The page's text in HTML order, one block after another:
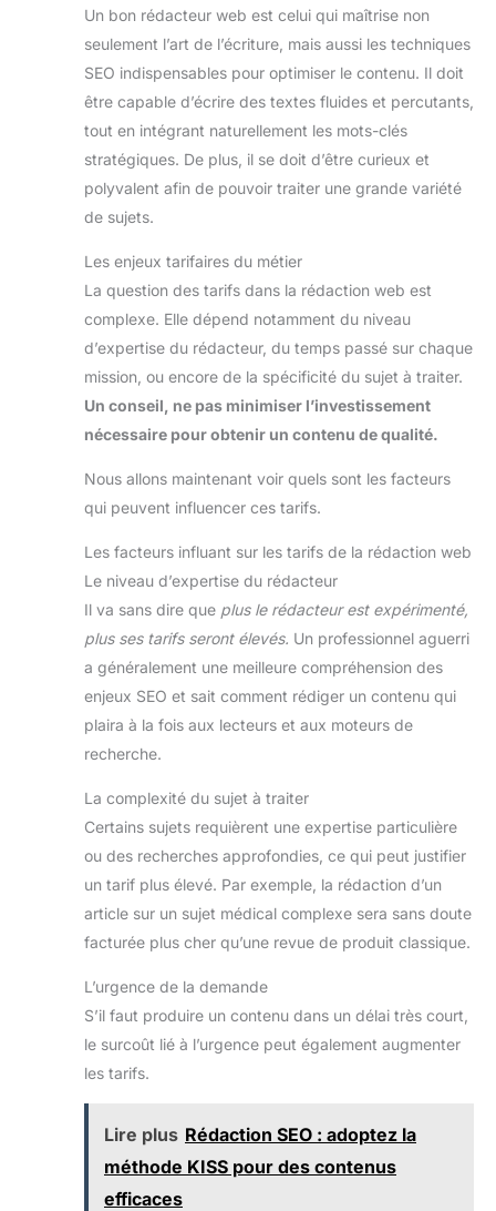
Un bon rédacteur web est celui qui maîtrise non
seulement l’art de l’écriture, mais aussi les techniques
SEO indispensables pour optimiser le contenu. Il doit
être capable d’écrire des textes fluides et percutants,
tout en intégrant naturellement les mots-clés
stratégiques. De plus, il se doit d’être curieux et
polyvalent afin de pouvoir traiter une grande variété
de sujets.
Les enjeux tarifaires du métier
La question des tarifs dans la rédaction web est
complexe. Elle dépend notamment du niveau
d’expertise du rédacteur, du temps passé sur chaque
mission, ou encore de la spécificité du sujet à traiter.
Un conseil, ne pas minimiser l’investissement
nécessaire pour obtenir un contenu de qualité.
Nous allons maintenant voir quels sont les facteurs
qui peuvent influencer ces tarifs.
Les facteurs influant sur les tarifs de la rédaction web
Le niveau d’expertise du rédacteur
Il va sans dire que plus le rédacteur est expérimenté,
plus ses tarifs seront élevés. Un professionnel aguerri
a généralement une meilleure compréhension des
enjeux SEO et sait comment rédiger un contenu qui
plaira à la fois aux lecteurs et aux moteurs de
recherche.
La complexité du sujet à traiter
Certains sujets requièrent une expertise particulière
ou des recherches approfondies, ce qui peut justifier
un tarif plus élevé. Par exemple, la rédaction d’un
article sur un sujet médical complexe sera sans doute
facturée plus cher qu’une revue de produit classique.
L’urgence de la demande
S’il faut produire un contenu dans un délai très court,
le surcoût lié à l’urgence peut également augmenter
les tarifs.
Lire plus Rédaction SEO : adoptez la
méthode KISS pour des contenus
efficaces